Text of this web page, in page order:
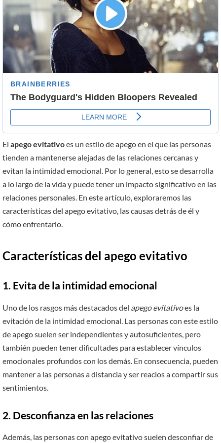
El apego evitativoes un estilo de apego en el que las personas
tienden a mantenerse alejadas de las relaciones cercanas y
evitan la intimidad emocional. Por lo general, esto se desarrolla
a lo largo de la vida y puede tener un impacto significativo en las
relaciones personales. En este artículo, exploraremos las
características del apego evitativo, las causas detrás de él y
cómo enfrentarlo.
Características del apego evitativo
1. Evita de la intimidad emocional
Uno de los rasgos más destacados del apego evitativoes la
evitación de la intimidad emocional. Las personas con este estilo
de apego suelen ser independientes y autosuficientes, pero
también pueden tener dificultades para establecer vínculos
emocionales profundos con los demás. En consecuencia, pueden
mantener a las personas a distancia y ser reacios a compartir sus
sentimientos.
2. Desconfianza en las relaciones
Además, las personas con apego evitativo suelen desconfiar de